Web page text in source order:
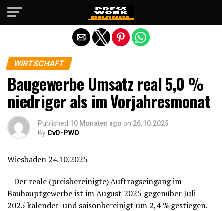
WIRTSCHAFT
Baugewerbe Umsatz real 5,0 %
niedriger als im Vorjahresmonat
Published 10 Monaten ago on 26.10.2025
By CvD-PWO
Wiesbaden 24.10.2025
– Der reale (preisbereinigte) Auftragseingang im
Bauhauptgewerbe ist im August 2025 gegenüber Juli
2025 kalender- und saisonbereinigt um 2,4 % gestiegen.
Die mobile Version verlassen